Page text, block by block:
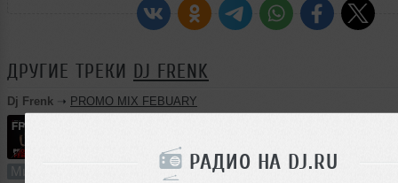
РАДИО НА DJ.RU
ДРУГИЕ ТРЕКИ DJ FRENK
Dj Frenk ➝ PROMO MIX FEBUARY
1002 раза
Микс В плейлист (в 8 плейлистах)